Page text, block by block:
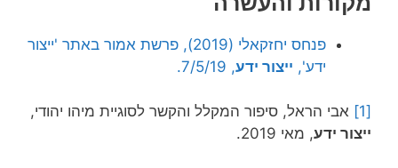
פנחס יחזקאלי (2019), פרשת אמור באתר 'ייצור
ידע', ייצור ידע, 7/5/19.
[1]
אבי הראל, סיפור המקלל והקשר לסוגיית מיהו יהודי,
ייצור ידע, מאי 2019.